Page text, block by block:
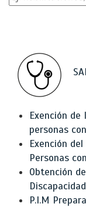
Exención
personas
Exención
Personas
Obtención
Discapacidad
P.I.M